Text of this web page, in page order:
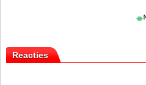
Reacties